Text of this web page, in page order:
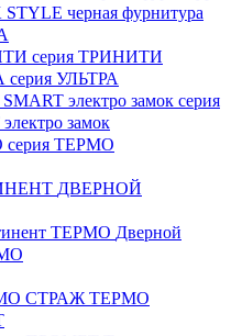
черная фурнитура
серия ТРИНИТИ
серия УЛЬТРА
серия
замок
серия ТЕРМО
ДВЕРНОЙ
Дверной
СТРАЖ ТЕРМО